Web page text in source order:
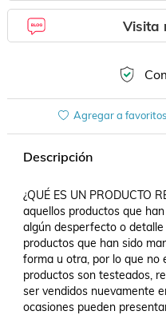
Visita
Agregar a favoritos
Descripción
¿QUÉ ES UN PRODUCTO
aquellos productos que
algún desperfecto o
productos que han sido
forma u otra, por lo que no
productos son testeados,
ser vendidos nuevamente
ocasiones pueden